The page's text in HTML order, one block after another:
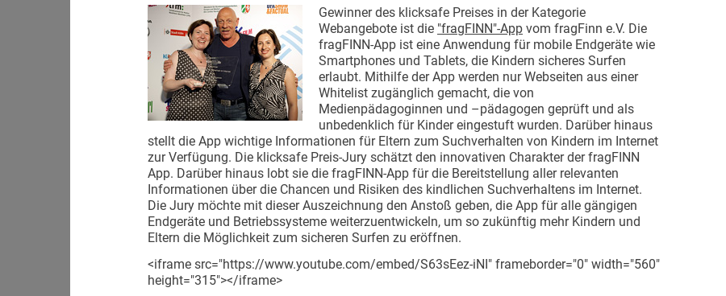
Gewinner des klicksafe Preises in der Kategorie
Webangebote ist die "fragFINN"-App vom fragFinn e.V. Die
fragFINN-App ist eine Anwendung für mobile Endgeräte wie
Smartphones und Tablets, die Kindern sicheres Surfen
erlaubt. Mithilfe der App werden nur Webseiten aus einer
Whitelist zugänglich gemacht, die von
Medienpädagoginnen und –pädagogen geprüft und als
unbedenklich für Kinder eingestuft wurden. Darüber hinaus
stellt die App wichtige Informationen für Eltern zum Suchverhalten von Kindern im Internet
zur Verfügung. Die klicksafe Preis-Jury schätzt den innovativen Charakter der fragFINN
App. Darüber hinaus lobt sie die fragFINN-App für die Bereitstellung aller relevanten
Informationen über die Chancen und Risiken des kindlichen Suchverhaltens im Internet.
Die Jury möchte mit dieser Auszeichnung den Anstoß geben, die App für alle gängigen
Endgeräte und Betriebssysteme weiterzuentwickeln, um so zukünftig mehr Kindern und
Eltern die Möglichkeit zum sicheren Surfen zu eröffnen.
<iframe src="https://www.youtube.com/embed/S63sEez-iNI" frameborder="0" width="560"
height="315"></iframe>